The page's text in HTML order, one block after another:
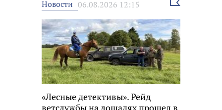
Новости 06.08.2026 12:15
Выбрать
«Лесные детективы». Рейд